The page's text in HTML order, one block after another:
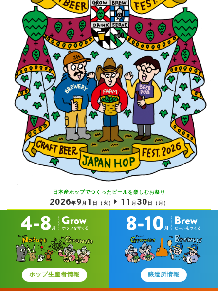
日本産ホップでつくったビールを楽しむお祭り
2026年9月 1 日 （火） 11 月 30 日 （月）
ホップ生産者情報 醸造所情報